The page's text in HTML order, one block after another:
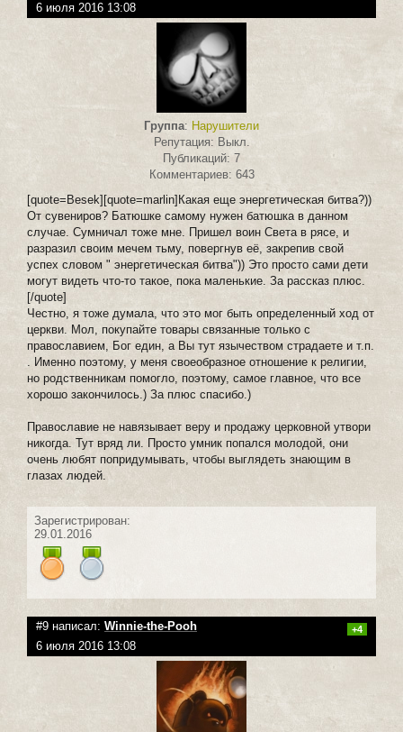
6 июля 2016 13:08
Группа: Нарушители
Репутация: Выкл.
Публикаций: 7
Комментариев: 643
[quote=Besek][quote=marlin]Какая еще энергетическая битва?))
От сувениров? Батюшке самому нужен батюшка в данном
случае. Сумничал тоже мне. Пришел воин Света в рясе, и
разразил своим мечем тьму, повергнув её, закрепив свой
успех словом " энергетическая битва")) Это просто сами дети
могут видеть что-то такое, пока маленькие. За рассказ плюс.
[/quote]
Честно, я тоже думала, что это мог быть определенный ход от
церкви. Мол, покупайте товары связанные только с
православием, Бог един, а Вы тут язычеством страдаете и т.п.
. Именно поэтому, у меня своеобразное отношение к религии,
но родственникам помогло, поэтому, самое главное, что все
хорошо закончилось.) За плюс спасибо.)
Православие не навязывает веру и продажу церковной утвори
никогда. Тут вряд ли. Просто умник попался молодой, они
очень любят попридумывать, чтобы выглядеть знающим в
глазах людей.
Зарегистрирован:
29.01.2016
#9 написал: Winnie-the-Pooh +4
6 июля 2016 13:08